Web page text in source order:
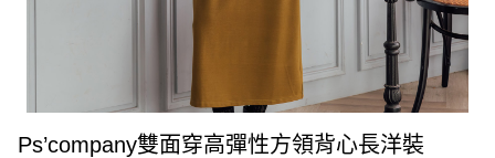
Ps’company雙面穿高彈性方領背心長洋裝